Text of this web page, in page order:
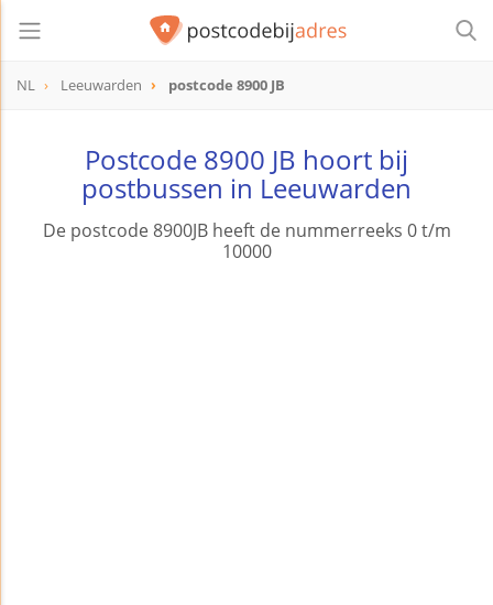
NL Leeuwarden postcode 8900 JB
Postcode 8900 JB hoort bij
postbussen in Leeuwarden
De postcode 8900JB heeft de nummerreeks 0 t/m
10000